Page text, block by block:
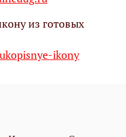
из готовых
ikony